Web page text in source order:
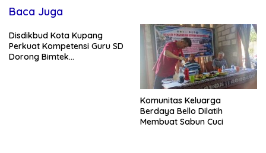
Baca Juga
Disdikbud Kota Kupang
Perkuat Kompetensi Guru SD
Dorong Bimtek
Komunitas Keluarga
Berdaya Bello Dilatih
Membuat Sabun Cuci